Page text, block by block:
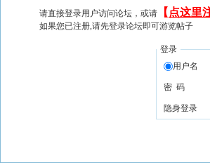
请直接登录用户访问论坛，或请 【 点这里
如果您已注册,请先登录论坛即可游览帖子
登录
用户名
密 码
隐身登录